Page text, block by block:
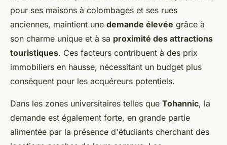
pour ses maisons à colombages et ses rues
anciennes, maintient une demande élevée grâce à
son charme unique et à sa proximité des attractions
touristiques. Ces facteurs contribuent à des prix
immobiliers en hausse, nécessitant un budget plus
conséquent pour les acquéreurs potentiels.
Dans les zones universitaires telles que Tohannic, la
demande est également forte, en grande partie
alimentée par la présence d'étudiants cherchant des